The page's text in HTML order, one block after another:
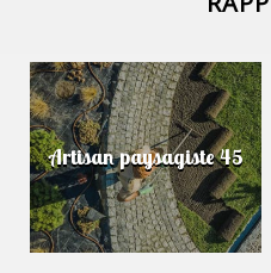
Artisan paysagiste 45